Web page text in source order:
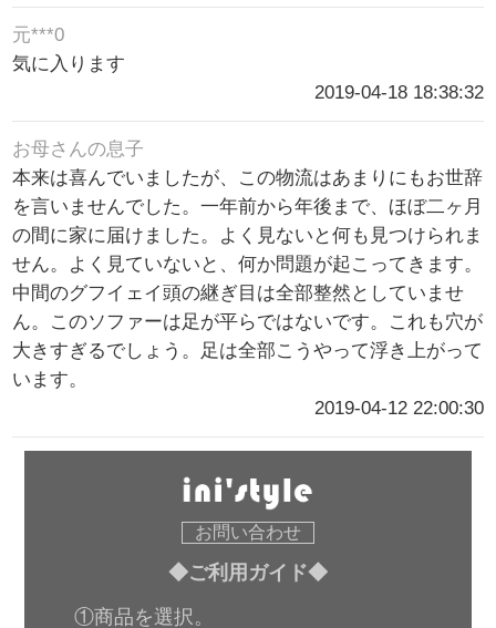
元***0
気に入ります
2019-04-18 18:38:32
お母さんの息子
本来は喜んでいましたが、この物流はあまりにもお世辞
を言いませんでした。一年前から年後まで、ほぼ二ヶ月
の間に家に届けました。よく見ないと何も見つけられま
せん。よく見ていないと、何か問題が起こってきます。
中間のグフイェイ頭の継ぎ目は全部整然としていませ
ん。このソファーは足が平らではないです。これも穴が
大きすぎるでしょう。足は全部こうやって浮き上がって
います。
2019-04-12 22:00:30
お問い合わせ
◆ご利用ガイド◆
①商品を選択。